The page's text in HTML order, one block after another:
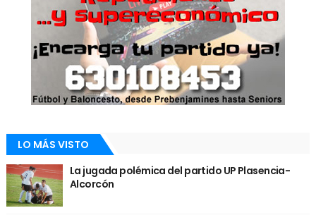
LO MÁS VISTO
La jugada polémica del partido UP Plasencia-
Alcorcón